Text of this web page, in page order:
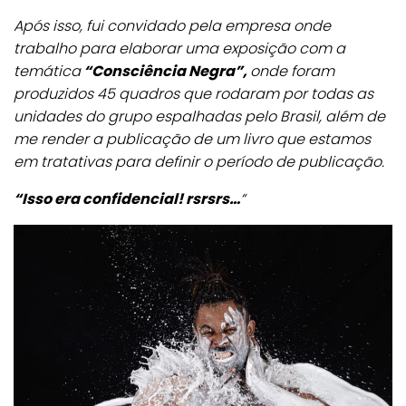
Após isso, fui convidado pela empresa onde
trabalho para elaborar uma exposição com a
temática“Consciência Negra”,onde foram
produzidos 45 quadros que rodaram por todas as
unidades do grupo espalhadas pelo Brasil, além de
me render a publicação de um livro que estamos
em tratativas para definir o período de publicação.
“Isso era confidencial! rsrsrs…“